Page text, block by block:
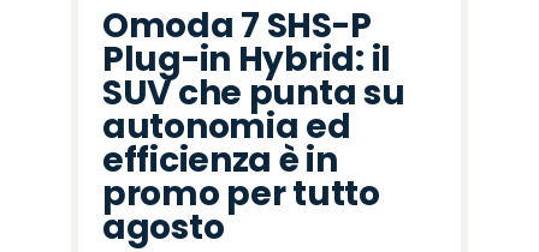
Omoda 7 SHS-P
Plug-in Hybrid: il
SUV che punta su
autonomia ed
efficienza è in
promo per tutto
agosto